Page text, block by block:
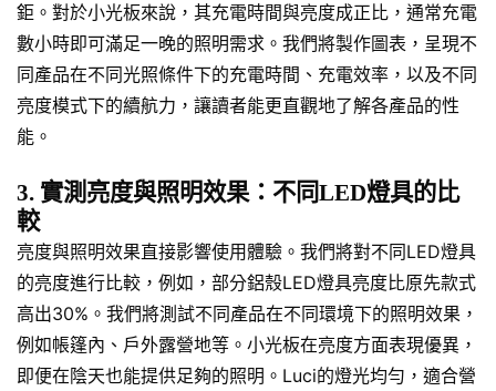
鉅。對於小光板來說，其充電時間與亮度成正比，通常充電
數小時即可滿足一晚的照明需求。我們將製作圖表，呈現不
同產品在不同光照條件下的充電時間、充電效率，以及不同
亮度模式下的續航力，讓讀者能更直觀地了解各產品的性
能。
3. 實測亮度與照明效果：不同LED燈具的比
較
亮度與照明效果直接影響使用體驗。我們將對不同LED燈具
的亮度進行比較，例如，部分鋁殼LED燈具亮度比原先款式
高出30%。我們將測試不同產品在不同環境下的照明效果，
例如帳篷內、戶外露營地等。小光板在亮度方面表現優異，
即便在陰天也能提供足夠的照明。Luci的燈光均勻，適合營